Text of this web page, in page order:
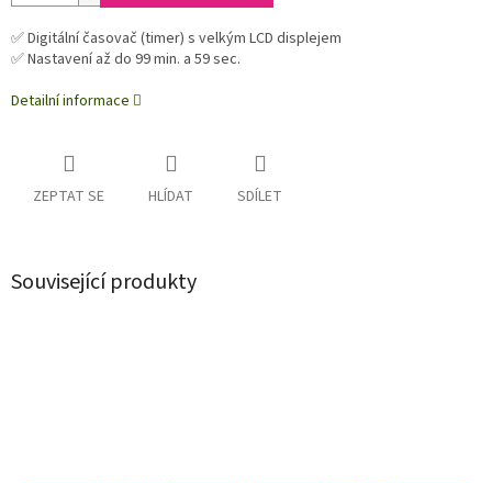
✅ Digitální časovač (timer) s velkým LCD displejem
✅ Nastavení až do 99 min. a 59 sec.
Detailní informace
ZEPTAT SE HLÍDAT SDÍLET
Související produkty